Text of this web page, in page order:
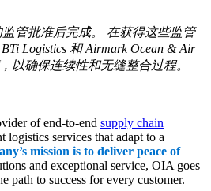
管批准后完成。 在获得这些监管
Logistics 和 Airmark Ocean & Air
以确保连续性和无缝整合过程。
of end-to-end supply chain
logistics services that adapt to a
mission is to deliver peace of
and exceptional service, OIA goes
path to success for every customer.